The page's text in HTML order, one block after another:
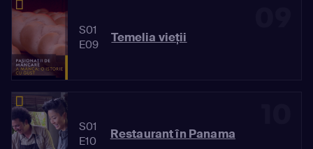
S01
E09
Temelia vieții
S01
E10
Restaurant în Panama